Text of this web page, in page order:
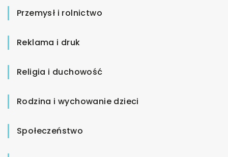
Przemysł i rolnictwo
Reklama i druk
Religia i duchowość
Rodzina i wychowanie dzieci
Społeczeństwo